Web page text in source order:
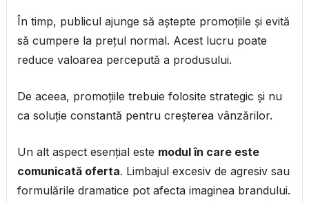
În timp, publicul ajunge să aștepte promoțiile și evită
să cumpere la prețul normal. Acest lucru poate
reduce valoarea percepută a produsului.
De aceea, promoțiile trebuie folosite strategic și nu
ca soluție constantă pentru creșterea vânzărilor.
Un alt aspect esențial este modul în care este
comunicată oferta. Limbajul excesiv de agresiv sau
formulările dramatice pot afecta imaginea brandului.